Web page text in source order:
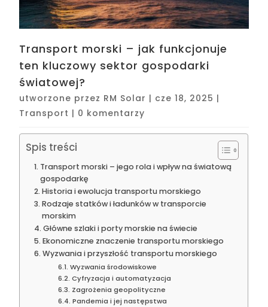
Transport morski – jak funkcjonuje
ten kluczowy sektor gospodarki
światowej?
utworzone przez RM Solar | cze 18, 2025 |
Transport | 0 komentarzy
Spis treści
Transport morski – jego rola i wpływ na światową
gospodarkę
Historia i ewolucja transportu morskiego
Rodzaje statków i ładunków w transporcie
morskim
Główne szlaki i porty morskie na świecie
Ekonomiczne znaczenie transportu morskiego
Wyzwania i przyszłość transportu morskiego
Wyzwania środowiskowe
Cyfryzacja i automatyzacja
Zagrożenia geopolityczne
Pandemia i jej następstwa